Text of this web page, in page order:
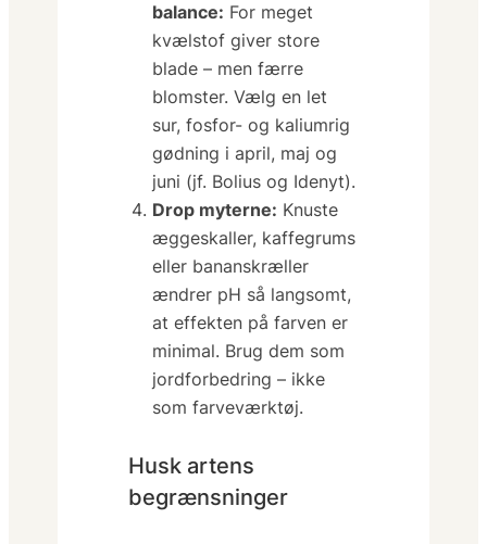
balance: For meget
kvælstof giver store
blade – men færre
blomster. Vælg en let
sur, fosfor- og kaliumrig
gødning i april, maj og
juni (jf. Bolius og Idenyt).
Drop myterne: Knuste
æggeskaller, kaffegrums
eller bananskræller
ændrer pH så langsomt,
at effekten på farven er
minimal. Brug dem som
jordforbedring – ikke
som farveværktøj.
Husk artens
begrænsninger